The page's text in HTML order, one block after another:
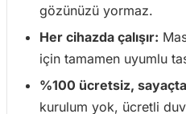
gözünüzü yormaz.
Her cihazda çalışır:
için tamamen uyumlu
%100 ücretsiz,
kurulum yok, ücretli